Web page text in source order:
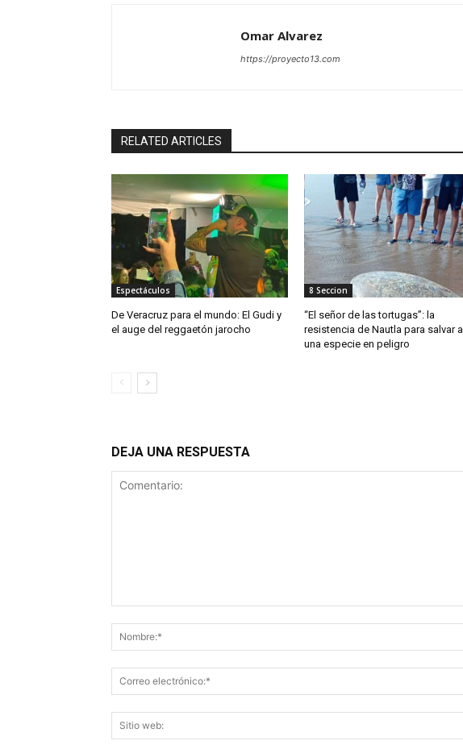
Omar Alvarez
https://proyecto13.com
RELATED ARTICLES
Espectáculos
De Veracruz para el mundo: El Gudi y
el auge del reggaetón jarocho
8 Seccion
“El señor de las tortugas”: la
resistencia de Nautla para salvar a
una especie en peligro
DEJA UNA RESPUESTA